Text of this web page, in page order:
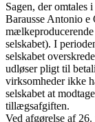
Sagen, der omtales
Barausse Antonio e
selskabet). I
selskabet
udløser pligt til
virksomheder ikke
selskabet at
tillægsafgiften.
Ved afgørelse af